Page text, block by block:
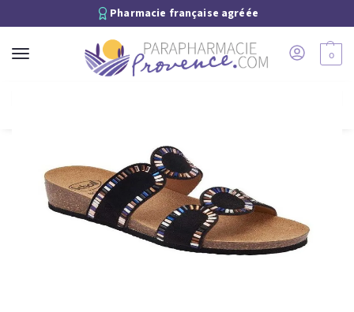
Pharmacie française agréée
0